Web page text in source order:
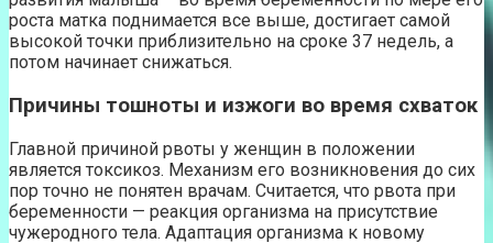
роста матка поднимается все выше, достигает самой
высокой точки приблизительно на сроке 37 недель, а
потом начинает снижаться.
Причины тошноты и изжоги во время схваток
Главной причиной рвоты у женщин в положении
является токсикоз. Механизм его возникновения до сих
пор точно не понятен врачам. Считается, что рвота при
беременности — реакция организма на присутствие
чужеродного тела. Адаптация организма к новому